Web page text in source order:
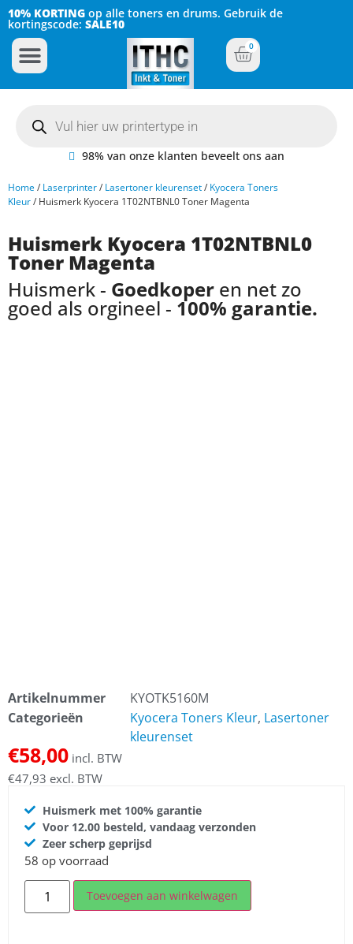
10% KORTING op alle toners en drums. Gebruik de
kortingscode: SALE10
0
98% van onze klanten beveelt ons aan
Home/ Laserprinter/ Lasertoner kleurenset/ Kyocera Toners
Kleur/ Huismerk Kyocera 1T02NTBNL0 Toner Magenta
Huismerk Kyocera 1T02NTBNL0
Toner Magenta
Huismerk - Goedkoper en net zo
goed als orgineel - 100% garantie.
Artikelnummer
KYOTK5160M
Categorieën
Kyocera Toners Kleur, Lasertoner
kleurenset
€58,00 incl. BTW
€47,93 excl. BTW
Huismerk met 100% garantie
Voor 12.00 besteld, vandaag verzonden
Zeer scherp geprijsd
58 op voorraad
Toevoegen aan winkelwagen